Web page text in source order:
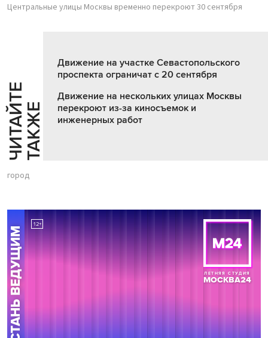
Центральные улицы Москвы временно перекроют 30 сентября
Ч
И
Т
АЙ
Т
Е
Т
А
К
ЖЕ
Движение на участке Севастопольского
проспекта ограничат с 20 сентября
Движение на нескольких улицах Москвы
перекроют из-за киносъемок и
инженерных работ
город